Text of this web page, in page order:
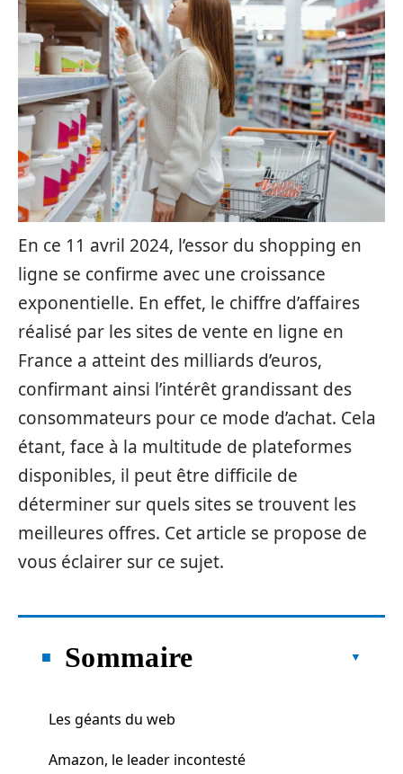
En ce 11 avril 2024, l’essor du shopping en
ligne se confirme avec une croissance
exponentielle. En effet, le chiffre d’affaires
réalisé par les sites de vente en ligne en
France a atteint des milliards d’euros,
confirmant ainsi l’intérêt grandissant des
consommateurs pour ce mode d’achat. Cela
étant, face à la multitude de plateformes
disponibles, il peut être difficile de
déterminer sur quels sites se trouvent les
meilleures offres. Cet article se propose de
vous éclairer sur ce sujet.
Sommaire
Les géants du web
Amazon, le leader incontesté